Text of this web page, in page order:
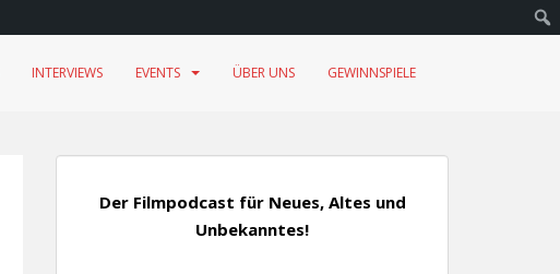
INTERVIEWS EVENTS ÜBER UNS GEWINNSPIELE
Der Filmpodcast für Neues, Altes und
Unbekanntes!